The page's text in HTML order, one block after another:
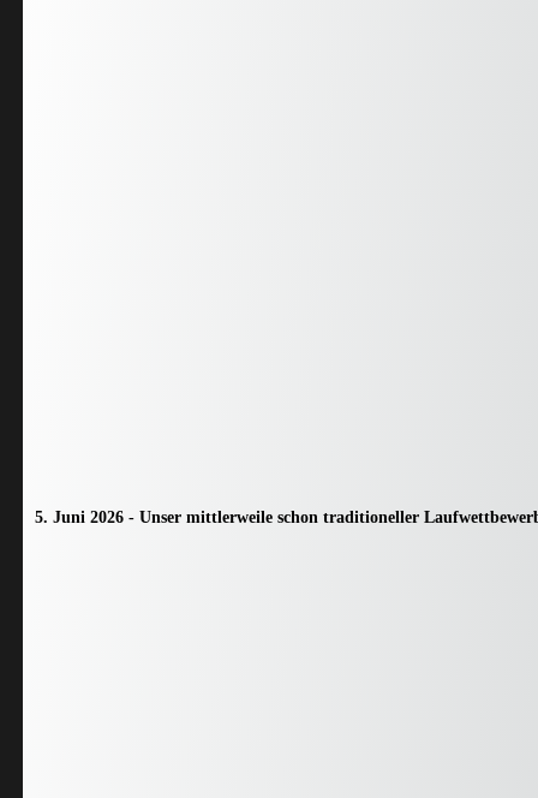
5. Juni 2026 - Unser mittlerweile schon traditioneller